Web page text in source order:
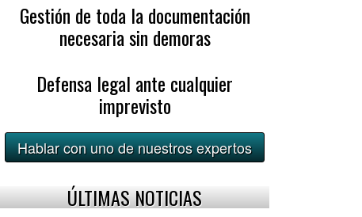
Gestión de toda la documentación
necesaria sin demoras
Defensa legal ante cualquier
imprevisto
Hablar con uno de nuestros expertos
ÚLTIMAS NOTICIAS